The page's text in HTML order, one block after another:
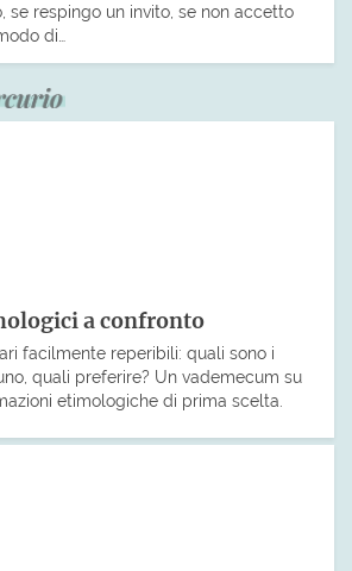
se respingo un invito, se non accetto
di…
a confronto
facilmente reperibili: quali sono i
quali preferire? Un vademecum su
etimologiche di prima scelta.